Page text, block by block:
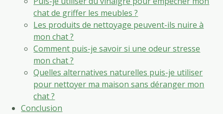
chat de griffer les meubles ?
Les produits de nettoyage peuvent-ils nuire à
mon chat ?
Comment puis-je savoir si une odeur stresse
mon chat ?
Quelles alternatives naturelles puis-je utiliser
pour nettoyer ma maison sans déranger mon
chat ?
Conclusion